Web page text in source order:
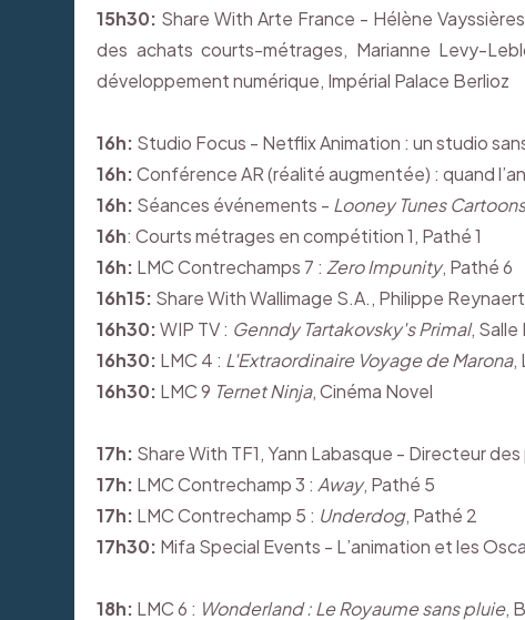
15h30: Share With Arte France - Hélène
des achats courts-métrages, Marianne Levy-
développement numérique, Impérial Palace Berlioz
16h: Studio Focus - Netflix Animation : un studio
16h:Conférence AR (réalité augmentée) : quand
16h: Séances événements - Looney Tunes Cartoons
16h: Courts métrages en compétition 1, Pathé 1
16h: LMC Contrechamps 7 : Zero Impunity, Pathé 6
16h15: Share With Wallimage S.A., Philippe
16h30:WIP TV : Genndy Tartakovsky's Primal, Salle
16h30: LMC 4 : L'Extraordinaire Voyage de Marona,
16h30: LMC 9 Ternet Ninja, Cinéma Novel
17h: Share With TF1, Yann Labasque - Directeur
17h: LMC Contrechamp 3 : Away, Pathé 5
17h: LMC Contrechamp 5 : Underdog, Pathé 2
17h30: Mifa Special Events - L’animation et les
18h: LMC 6 : Wonderland : Le Royaume sans pluie,